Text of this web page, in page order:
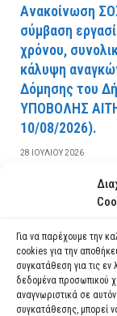
Για να παρέχουμε την
cookies για την
συγκατάθεση για τις
δεδομένα προσωπικού
αναγνωριστικά σε
συγκατάθεσης, μπορεί
Ανακοίνωση
σύμβαση
χρόνου,
κάλυψη
Δόμησης του
YΠOBOΛHΣ
10/08/2026).
28 ΙΟΥΛΊΟΥ 2026
ΔΙΑΒΆΣΤΕ